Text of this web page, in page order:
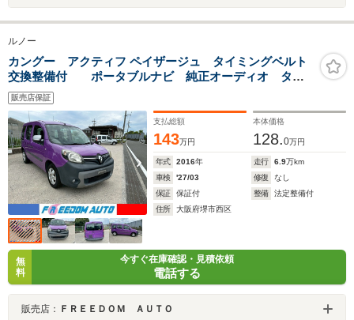
ルノー
カングー アクティフ ペイザージュ タイミングベルト
交換整備付 ポータブルナビ 純正オーディオ タン
タシオンヴィオレ
販売店保証
支払総額
143万円
本体価格
128.0万円
年式 2016年 走行 6.9万km
車検
'27/03 修復
なし
保証
保証付 整備
法定整備付
住所
大阪府堺市西区
無
料
今すぐ在庫確認・見積依頼
電話する
販売店： ＦＲＥＥＤＯＭ ＡＵＴＯ